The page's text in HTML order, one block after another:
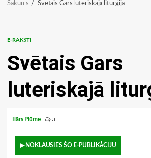
Sākums Svētais Gars luteriskajā liturģijā
E-RAKSTI
Svētais Gars
luteriskajā
Ilārs Plūme 3
▶ NOKLAUSIES ŠO E-PUBLIKĀCIJU